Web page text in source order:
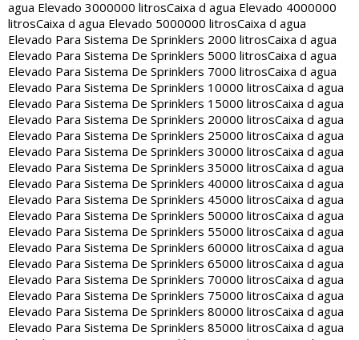
agua Elevado 3000000 litrosCaixa d agua Elevado 4000000
litrosCaixa d agua Elevado 5000000 litrosCaixa d agua
Elevado Para Sistema De Sprinklers 2000 litrosCaixa d agua
Elevado Para Sistema De Sprinklers 5000 litrosCaixa d agua
Elevado Para Sistema De Sprinklers 7000 litrosCaixa d agua
Elevado Para Sistema De Sprinklers 10000 litrosCaixa d agua
Elevado Para Sistema De Sprinklers 15000 litrosCaixa d agua
Elevado Para Sistema De Sprinklers 20000 litrosCaixa d agua
Elevado Para Sistema De Sprinklers 25000 litrosCaixa d agua
Elevado Para Sistema De Sprinklers 30000 litrosCaixa d agua
Elevado Para Sistema De Sprinklers 35000 litrosCaixa d agua
Elevado Para Sistema De Sprinklers 40000 litrosCaixa d agua
Elevado Para Sistema De Sprinklers 45000 litrosCaixa d agua
Elevado Para Sistema De Sprinklers 50000 litrosCaixa d agua
Elevado Para Sistema De Sprinklers 55000 litrosCaixa d agua
Elevado Para Sistema De Sprinklers 60000 litrosCaixa d agua
Elevado Para Sistema De Sprinklers 65000 litrosCaixa d agua
Elevado Para Sistema De Sprinklers 70000 litrosCaixa d agua
Elevado Para Sistema De Sprinklers 75000 litrosCaixa d agua
Elevado Para Sistema De Sprinklers 80000 litrosCaixa d agua
Elevado Para Sistema De Sprinklers 85000 litrosCaixa d agua